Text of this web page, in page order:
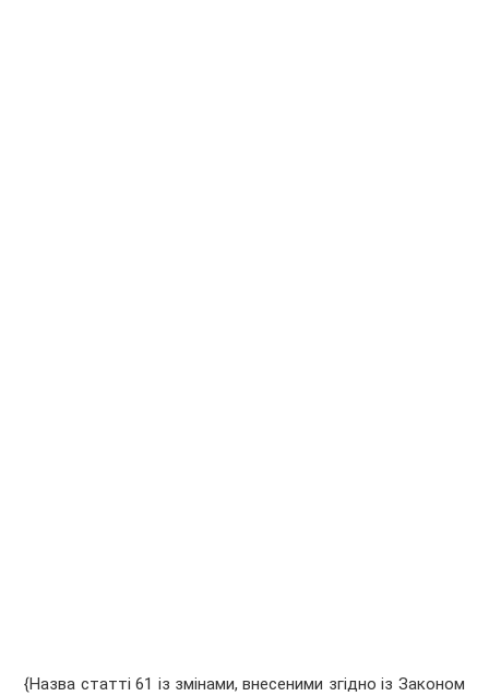
{Назва статті 61 із змінами, внесеними згідно із Законом